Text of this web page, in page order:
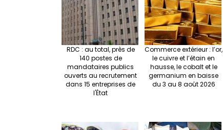
RDC : au total, près de
140 postes de
mandataires publics
ouverts au recrutement
dans 15 entreprises de
l'État
Commerce extérieur : l’or,
le cuivre et l’étain en
hausse, le cobalt et le
germanium en baisse
du 3 au 8 août 2026